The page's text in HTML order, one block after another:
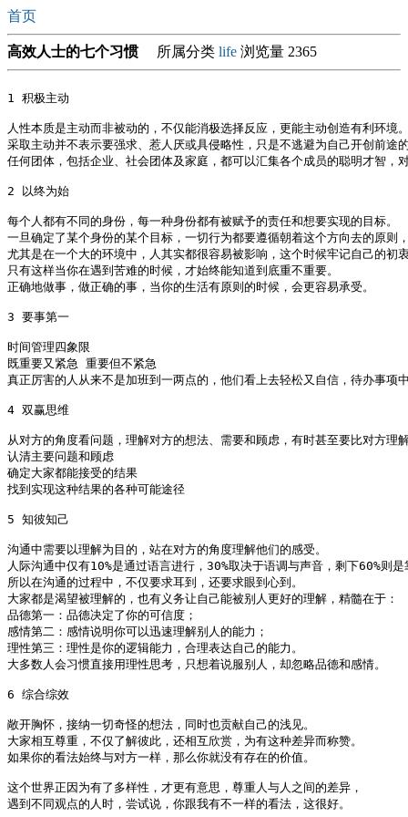
首页
高效人士的七个习惯所属分类 life 浏览量 2365
1 积极主动
人性本质是主动而非被动的，不仅能消极选择反应，更能主动创造有利环境
采取主动并不表示要强求、惹人厌或具侵略性，只是不逃避为自己开创前途
任何团体，包括企业、社会团体及家庭，都可以汇集各个成员的聪明才智
2 以终为始
每个人都有不同的身份，每一种身份都有被赋予的责任和想要实现的目标。
一旦确定了某个身份的某个目标，一切行为都要遵循朝着这个方向去的原则
尤其是在一个大的环境中，人其实都很容易被影响，这个时候牢记自己的初
只有这样当你在遇到苦难的时候，才始终能知道到底重不重要。
正确地做事，做正确的事，当你的生活有原则的时候，会更容易承受。
3 要事第一
时间管理四象限
既重要又紧急 重要但不紧急
真正厉害的人从来不是加班到一两点的，他们看上去轻松又自信，待办事项
4 双赢思维
从对方的角度看问题，理解对方的想法、需要和顾虑，有时甚至要比对方理
认清主要问题和顾虑
确定大家都能接受的结果
找到实现这种结果的各种可能途径
5 知彼知己
沟通中需要以理解为目的，站在对方的角度理解他们的感受。
人际沟通中仅有10%是通过语言进行，30%取决于语调与声音，剩下60%则
所以在沟通的过程中，不仅要求耳到，还要求眼到心到。
大家都是渴望被理解的，也有义务让自己能被别人更好的理解，精髓在于：
品德第一：品德决定了你的可信度；
感情第二：感情说明你可以迅速理解别人的能力；
理性第三：理性是你的逻辑能力，合理表达自己的能力。
大多数人会习惯直接用理性思考，只想着说服别人，却忽略品德和感情。
6 综合综效
敞开胸怀，接纳一切奇怪的想法，同时也贡献自己的浅见。
大家相互尊重，不仅了解彼此，还相互欣赏，为有这种差异而称赞。
如果你的看法始终与对方一样，那么你就没有存在的价值。
这个世界正因为有了多样性，才更有意思，尊重人与人之间的差异，
遇到不同观点的人时，尝试说，你跟我有不一样的看法，这很好。